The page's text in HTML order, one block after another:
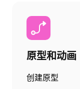
原型和动画
创建原型